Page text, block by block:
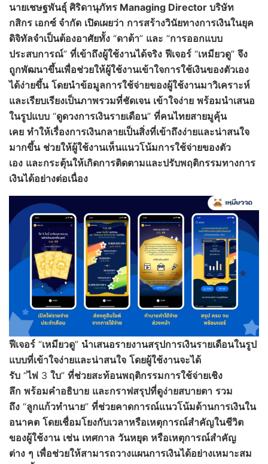
นายเชษฐพันธุ์ ศิริดานุภัทร Managing Director บริษัท
กสิกร เอกซ์ จำกัด เปิดเผยว่า การสร้างวินัยทางการเงินในยุค
ดิจิทัลจำเป็นต้องอาศัยทั้ง “ดาต้า” และ “การออกแบบ
ประสบการณ์” ที่เข้าถึงผู้ใช้งานได้จริง ฟีเจอร์ “เหมียวดู” จึง
ถูกพัฒนาขึ้นเพื่อช่วยให้ผู้ใช้งานเข้าใจการใช้เงินของตัวเอง
ได้ง่ายขึ้น โดยนำข้อมูลการใช้จ่ายของผู้ใช้งานมาวิเคราะห์
และเรียบเรียงเป็นภาพรวมที่ชัดเจน เข้าใจง่าย พร้อมนำเสนอ
ในรูปแบบ “ดูดวงการเงินรายเดือน” ที่คนไทยสายมูคุ้น
เคย ทำให้เรื่องการเงินกลายเป็นสิ่งที่เข้าถึงง่ายและน่าสนใจ
มากขึ้น ช่วยให้ผู้ใช้งานเห็นแนวโน้มการใช้จ่ายของตัว
เอง และกระตุ้นให้เกิดการติดตามและปรับพฤติกรรมทางการ
เงินได้อย่างต่อเนื่อง
ฟีเจอร์ “เหมียวดู” นำเสนอรายงานสรุปการเงินรายเดือนในรูป
แบบที่เข้าใจง่ายและน่าสนใจ โดยผู้ใช้งานจะได้
รับ “ไพ่ 3 ใบ” ที่ช่วยสะท้อนพฤติกรรมการใช้จ่ายเชิง
ลึก พร้อมคำอธิบาย และกราฟสรุปที่ดูง่ายสบายตา รวม
ถึง “ลูกแก้วทำนาย” ที่ช่วยคาดการณ์แนวโน้มด้านการเงินใน
อนาคต โดยเชื่อมโยงกับเวลาหรือเหตุการณ์สำคัญในชีวิต
ของผู้ใช้งาน เช่น เทศกาล วันหยุด หรือเหตุการณ์สำคัญ
ต่าง ๆ เพื่อช่วยให้สามารถวางแผนการเงินได้อย่างเหมาะสม